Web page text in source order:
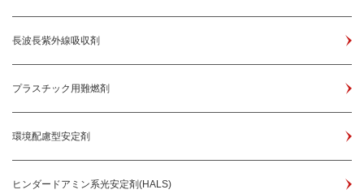
長波長紫外線吸収剤
プラスチック用難燃剤
環境配慮型安定剤
ヒンダードアミン系光安定剤(HALS)